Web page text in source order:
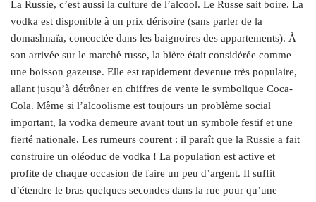
La Russie, c’est aussi la culture de l’alcool. Le Russe sait boire. La
vodka est disponible à un prix dérisoire (sans parler de la
domashnaïa, concoctée dans les baignoires des appartements). À
son arrivée sur le marché russe, la bière était considérée comme
une boisson gazeuse. Elle est rapidement devenue très populaire,
allant jusqu’à détrôner en chiffres de vente le symbolique Coca-
Cola. Même si l’alcoolisme est toujours un problème social
important, la vodka demeure avant tout un symbole festif et une
fierté nationale. Les rumeurs courent : il paraît que la Russie a fait
construire un oléoduc de vodka ! La population est active et
profite de chaque occasion de faire un peu d’argent. Il suffit
d’étendre le bras quelques secondes dans la rue pour qu’une